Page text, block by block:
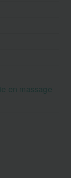
en massage